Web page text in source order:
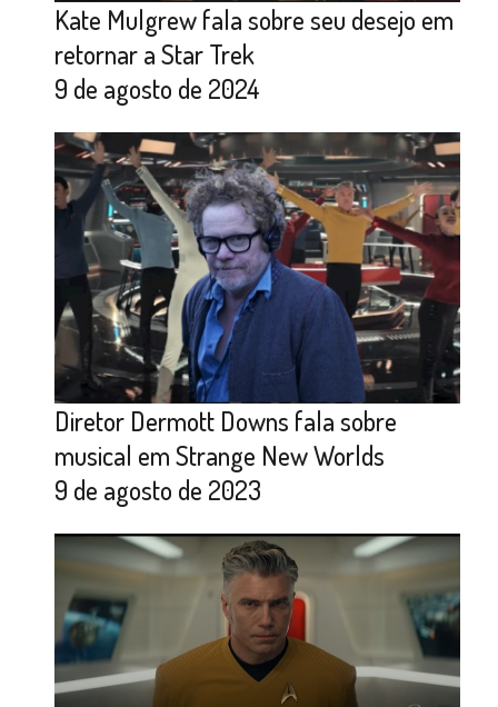
Kate Mulgrew fala sobre seu desejo em
retornar a Star Trek
9 de agosto de 2024
Diretor Dermott Downs fala sobre
musical em Strange New Worlds
9 de agosto de 2023